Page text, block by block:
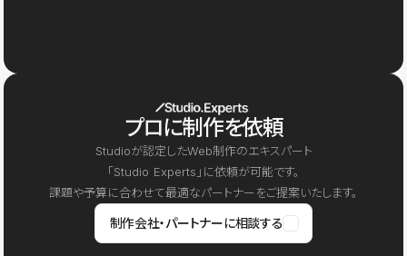
プロに制作を依頼
Studioが認定したWeb制作のエキスパート
「Studio Experts」に依頼が可能です。
課題や予算に合わせて最適なパートナーをご提案いたします。
制作会社・パートナーに相談する